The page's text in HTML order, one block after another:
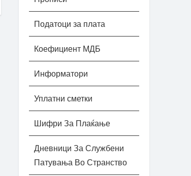
Податоци за плата
Коефициент МДБ
Информатори
Уплатни сметки
Шифри За Плаќање
Дневници За Службени
Патувања Во Странство